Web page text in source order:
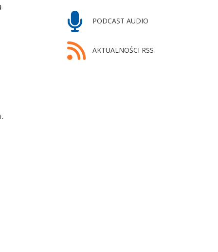
PODCAST AUDIO
AKTUALNOŚCI RSS